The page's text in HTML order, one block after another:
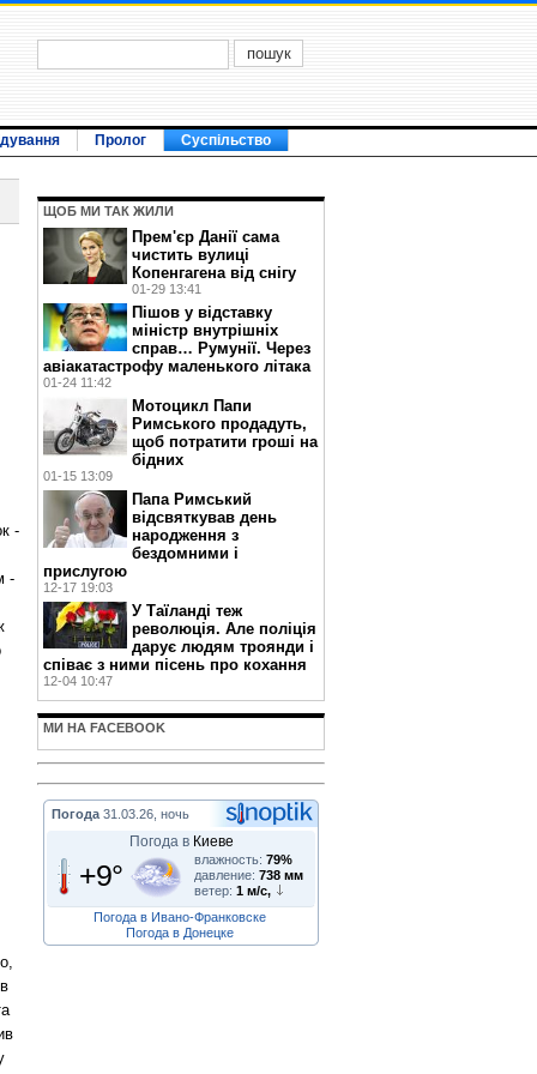
Пролог Суспільство
-
-
ЩОБ МИ ТАК ЖИЛИ
Прем'єр Данії сама
чистить вулиці
Копенгагена від снігу
01-29 13:41
Пішов у відставку
міністр внутрішніх
справ… Румунії. Через
авіакатастрофу маленького літака
01-24 11:42
Мотоцикл Папи
Римського продадуть,
щоб потратити гроші на
бідних
01-15 13:09
Папа Римський
відсвяткував день
народження з
бездомними і
прислугою
12-17 19:03
У Таїланді теж
революція. Але поліція
дарує людям троянди і
співає з ними пісень про кохання
12-04 10:47
МИ НА FACEBOOK
Погода 31.03.26, ночь
Погода в Киеве
+9° влажность: 79%
давление: 738 мм
ветер: 1 м/с,
Погода в Ивано-Франковске
Погода в Донецке